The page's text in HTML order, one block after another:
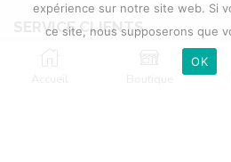
SERVICE CLIENTS
expérience sur notre site web. Si
ce site, nous supposerons que
OK